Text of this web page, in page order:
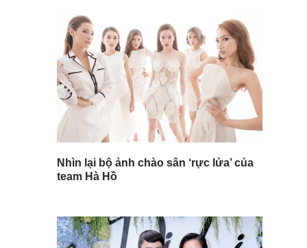
Nhìn lại bộ ảnh chào sân ‘rực lửa’ của
team Hà Hồ